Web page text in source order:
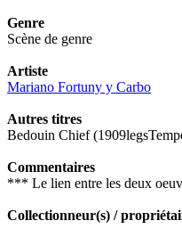
Genre
Scène de genre
Artiste
Mariano Fortuny y Carbo
Autres titres
Bedouin Chief
Commentaires
*** Le lien entre les deux
Collectionneur(s) /